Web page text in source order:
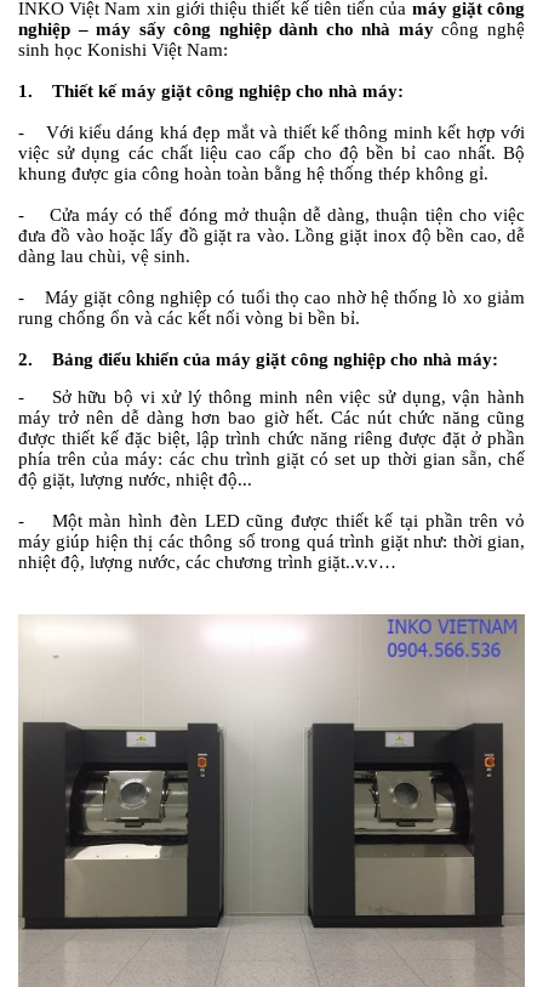
INKO Việt Nam xin giới thiệu thiết kế tiên tiến của máy giặt công
nghiệp – máy sấy công nghiệp dành cho nhà máycông nghệ
sinh học Konishi Việt Nam:
1. Thiết kế máy giặt công nghiệp cho nhà máy:
- Với kiểu dáng khá đẹp mắt và thiết kế thông minh kết hợp với
việc sử dụng các chất liệu cao cấp cho độ bền bỉ cao nhất. Bộ
khung được gia công hoàn toàn bằng hệ thống thép không gỉ.
- Cửa máy có thể đóng mở thuận dễ dàng, thuận tiện cho việc
đưa đồ vào hoặc lấy đồ giặt ra vào. Lồng giặt inox độ bền cao, dễ
dàng lau chùi, vệ sinh.
- Máy giặt công nghiệp có tuổi thọ cao nhờ hệ thống lò xo giảm
rung chống ổn và các kết nối vòng bi bền bỉ.
2. Bảng điểu khiển của máy giặt công nghiệp cho nhà máy:
- Sở hữu bộ vi xử lý thông minh nên việc sử dụng, vận hành
máy trở nên dễ dàng hơn bao giờ hết. Các nút chức năng cũng
được thiết kế đặc biệt, lập trình chức năng riêng được đặt ở phần
phía trên của máy: các chu trình giặt có set up thời gian sẵn, chế
độ giặt, lượng nước, nhiệt độ...
- Một màn hình đèn LED cũng được thiết kế tại phần trên vỏ
máy giúp hiện thị các thông số trong quá trình giặt như: thời gian,
nhiệt độ, lượng nước, các chương trình giặt..v.v…